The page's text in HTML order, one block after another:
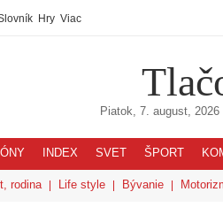
Hry Viac
Piatok, 7. august, 2026
INDEX SVET ŠPORT
rodina Life style Bývanie